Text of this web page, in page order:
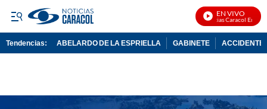
EN VIVO
Noticias Caracol En Vivo
Tendencias: ABELARDO DE LA ESPRIELLA GABINETE ACCIDENTE